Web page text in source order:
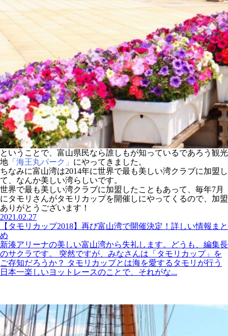
ということで、富山県民なら誰しもが知っているであろう観光
地 「海王丸パーク」 にやってきました。
ちなみに富山湾は2014年に世界で最も美しい湾クラブに加盟し
て、なんか美しい湾らしいです。
世界で最も美しい湾クラブに加盟したこともあって、毎年7月
にタモリさんがタモリカップを開催しにやってくるので、加盟
ありがとうございます！
2021.02.27
【タモリカップ2018】再び富山湾で開催決定！詳しい情報まと
め
新湊アリーナの美しい富山湾から失礼します。どうも、編集長
のサクラです。 突然ですが、みなさんは「タモリカップ」を
ご存知だろうか？ タモリカップとは海を愛するタモリが行う
日本一楽しいヨットレースのことで、それがな...